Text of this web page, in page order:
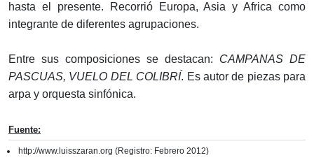
hasta el presente. Recorrió Europa, Asia y Africa como
integrante de diferentes agrupaciones.
Entre sus composiciones se destacan: CAMPANAS DE
PASCUAS, VUELO DEL COLIBRÍ. Es autor de piezas para
arpa y orquesta sinfónica.
Fuente:
http://www.luisszaran.org (Registro: Febrero 2012)